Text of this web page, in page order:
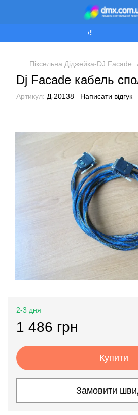
Піксельна Діджейка-DJ Facade
Dj Facade кабель
Артикул: Д-20138 Написати відгук
2-3 дня
1 486 грн
Купити
Замовити